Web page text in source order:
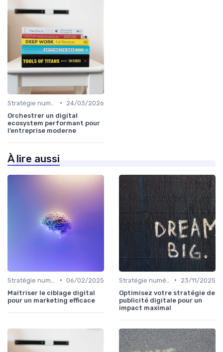
•
24/03/2026
Orchestrer un digital
ecosystem performant pour
l’entreprise moderne
À lire aussi
• 06/02/2025
Maîtriser le ciblage digital
pour un marketing efficace
•
23/11/2025
Optimisez votre stratégie de
publicité digitale pour un
impact maximal